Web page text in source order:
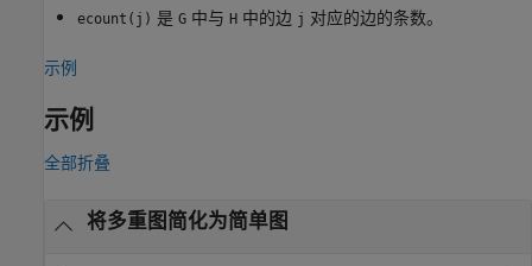
ecount(j) 是 G 中与 H 中的边 j 对应的边的条数。
示例
示例
全部折叠
将多重图简化为简单图